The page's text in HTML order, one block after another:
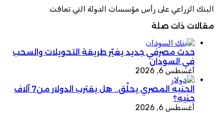
البنك الزراعي على رأس مؤسسات الدولة التي تعافت
مقالات ذات صلة
حدث مصرفي جديد يغيّر طريقة التحويلات والسحب
في السودان
أغسطس 6, 2026
الجنيه المصري يحلّق.. هل يقترب الدولار من7 آلاف
جنيه؟
أغسطس 6, 2026